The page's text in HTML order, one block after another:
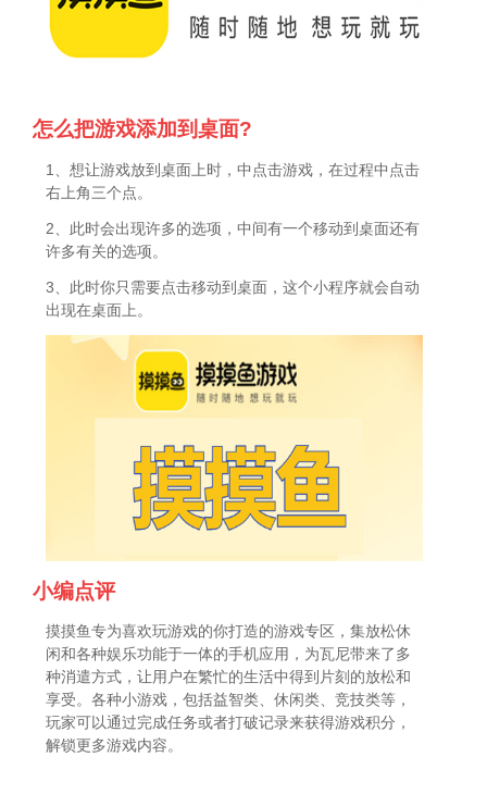
怎么把游戏添加到桌面?
1、想让游戏放到桌面上时，中点击游戏，在过程中点击
右上角三个点。
2、此时会出现许多的选项，中间有一个移动到桌面还有
许多有关的选项。
3、此时你只需要点击移动到桌面，这个小程序就会自动
出现在桌面上。
小编点评
摸摸鱼专为喜欢玩游戏的你打造的游戏专区，集放松休
闲和各种娱乐功能于一体的手机应用，为瓦尼带来了多
种消遣方式，让用户在繁忙的生活中得到片刻的放松和
享受。各种小游戏，包括益智类、休闲类、竞技类等，
玩家可以通过完成任务或者打破记录来获得游戏积分，
解锁更多游戏内容。